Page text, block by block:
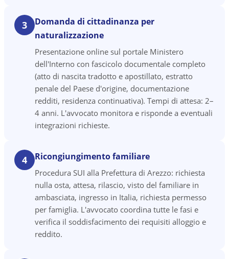
3
Domanda di cittadinanza per
naturalizzazione
Presentazione online sul portale Ministero
dell'Interno con fascicolo documentale completo
(atto di nascita tradotto e apostillato, estratto
penale del Paese d'origine, documentazione
redditi, residenza continuativa). Tempi di attesa: 2–
4 anni. L'avvocato monitora e risponde a eventuali
integrazioni richieste.
4 Ricongiungimento familiare
Procedura SUI alla Prefettura di Arezzo: richiesta
nulla osta, attesa, rilascio, visto del familiare in
ambasciata, ingresso in Italia, richiesta permesso
per famiglia. L'avvocato coordina tutte le fasi e
verifica il soddisfacimento dei requisiti alloggio e
reddito.